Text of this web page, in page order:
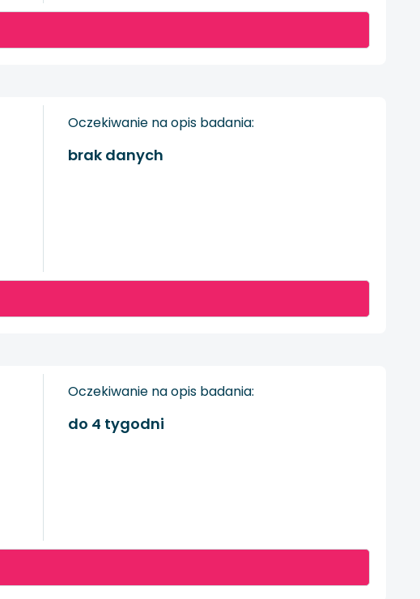
Oczekiwanie na opis badania:
brak danych
Oczekiwanie na opis badania:
do 4 tygodni